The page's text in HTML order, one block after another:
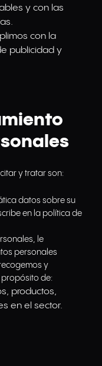
y con las
con la
publicidad y
y tratar son:
datos sobre su
en la política de
le
personales
y
propósito de:
productos,
en el sector.